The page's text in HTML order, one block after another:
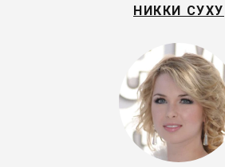
НИККИ СУХУ